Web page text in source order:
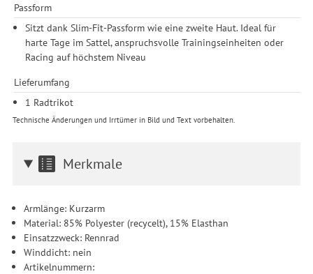
erforderlich und gilt, bis sie widerrufen wird. Sie können Ihre
Einwilligung unter Einstellungen lediglich für bestimmte
Drittanbieter erteilen und jederzeit für die Zukunft widerrufen.
Passform
Sitzt dank Slim-Fit-Passform wie eine zweite Haut. Ideal für
harte Tage im Sattel, anspruchsvolle Trainingseinheiten oder
Racing auf höchstem Niveau
Lieferumfang
1 Radtrikot
Technische Änderungen und Irrtümer in Bild und Text vorbehalten.
Merkmale
Armlänge: Kurzarm
Material: 85% Polyester (recycelt), 15% Elasthan
Einsatzzweck: Rennrad
Winddicht: nein
Artikelnummern: